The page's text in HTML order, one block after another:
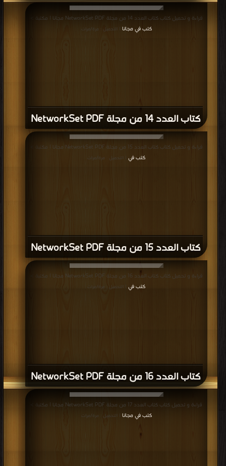
كتاب العدد 14 من مجلة NetworkSet PDF
قراءة و تحميل كتاب كتاب العدد 14 من مجلة NetworkSet PDF مجانا | مكتبة >
كتب في مجانا | التحميل : مرة/مرات
كتاب العدد 15 من مجلة NetworkSet PDF
قراءة و تحميل كتاب كتاب العدد 15 من مجلة NetworkSet PDF مجانا | مكتبة >
كتب في
| التحميل : مرة/مرات
كتاب العدد 16 من مجلة NetworkSet PDF
قراءة و تحميل كتاب كتاب العدد 16 من مجلة NetworkSet PDF مجانا | مكتبة >
كتب في
| التحميل : مرة/مرات
قراءة و تحميل كتاب كتاب العدد 17 من مجلة NetworkSet PDF مجانا | مكتبة >
كتب في مجانا | التحميل : مرة/مرات